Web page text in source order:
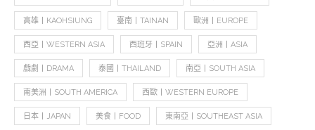
高雄丨KAOHSIUNG 臺南丨TAINAN 歐洲丨EUROPE
西亞丨WESTERN ASIA 西班牙丨SPAIN 亞洲丨ASIA
戲劇丨DRAMA 泰國丨THAILAND 南亞丨SOUTH ASIA
南美洲丨SOUTH AMERICA 西歐丨WESTERN EUROPE
日本丨JAPAN 美食丨FOOD 東南亞丨SOUTHEAST ASIA